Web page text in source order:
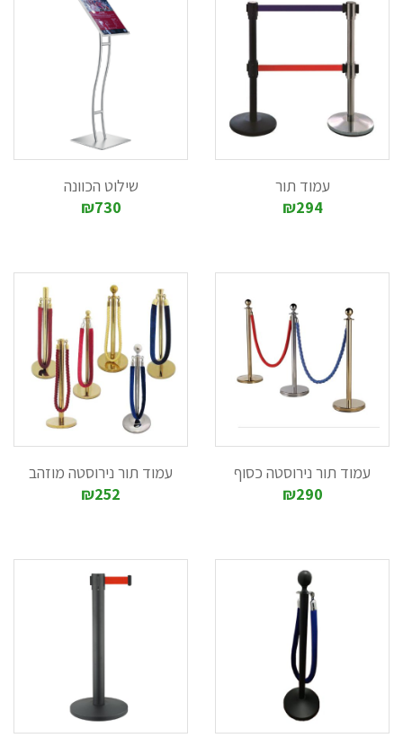
מקומות שונים.
צבע הסרט של עמוד תור ניתן לבחירה, ואף ניתן להדפיס עליו לוגו
לציון שם החברה .
עמוד תור
₪294
שילוט הכוונה
₪730
עמוד תור נירוסטה כסוף
₪290
עמוד תור נירוסטה מוזהב
₪252